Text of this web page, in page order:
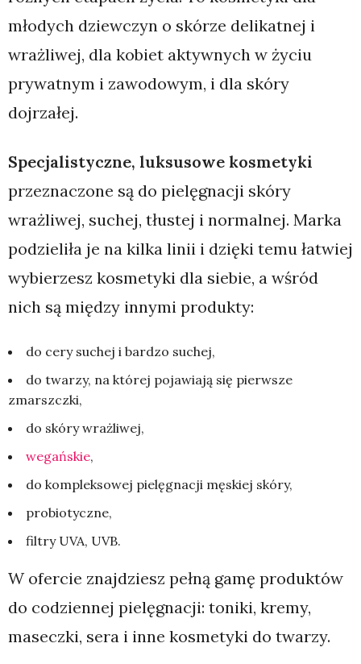
młodych dziewczyn o skórze delikatnej i
wrażliwej, dla kobiet aktywnych w życiu
prywatnym i zawodowym, i dla skóry
dojrzałej.
Specjalistyczne, luksusowe kosmetyki
przeznaczone są do pielęgnacji skóry
wrażliwej, suchej, tłustej i normalnej. Marka
podzieliła je na kilka linii i dzięki temu łatwiej
wybierzesz kosmetyki dla siebie, a wśród
nich są między innymi produkty:
do cery suchej i bardzo suchej,
do twarzy, na której pojawiają się pierwsze
zmarszczki,
do skóry wrażliwej,
wegańskie,
do kompleksowej pielęgnacji męskiej skóry,
probiotyczne,
filtry UVA, UVB.
W ofercie znajdziesz pełną gamę produktów
do codziennej pielęgnacji: toniki, kremy,
maseczki, sera i inne kosmetyki do twarzy.